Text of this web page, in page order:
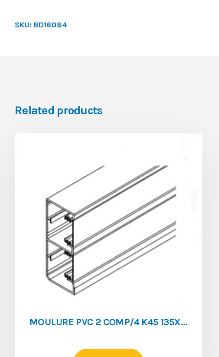
SKU: BD16084
Related products
MOULURE PVC 2 COMP/4 K45 135X55 BLANC